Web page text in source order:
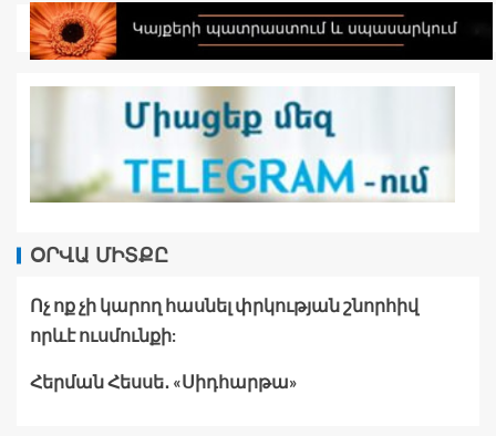
ՕՐՎԱ ՄԻՏՔԸ
Ոչ ոք չի կարող հասնել փրկության շնորհիվ
որևէ ուսմունքի:
Հերման Հեսսե․ «Սիդհարթա»